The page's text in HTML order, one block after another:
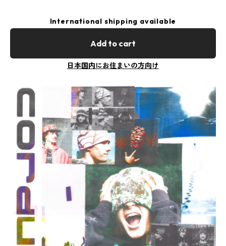
International shipping available
Add to cart
日本国内にお住まいの方向け